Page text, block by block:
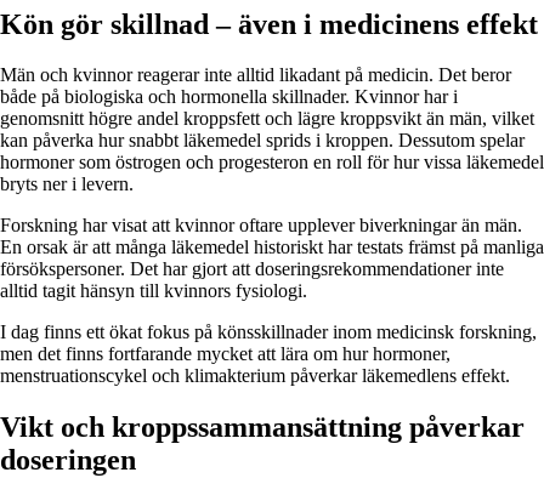
Kön gör skillnad – även i medicinens effekt
Män och kvinnor reagerar inte alltid likadant på medicin. Det beror
både på biologiska och hormonella skillnader. Kvinnor har i
genomsnitt högre andel kroppsfett och lägre kroppsvikt än män, vilket
kan påverka hur snabbt läkemedel sprids i kroppen. Dessutom spelar
hormoner som östrogen och progesteron en roll för hur vissa läkemedel
bryts ner i levern.
Forskning har visat att kvinnor oftare upplever biverkningar än män.
En orsak är att många läkemedel historiskt har testats främst på manliga
försökspersoner. Det har gjort att doseringsrekommendationer inte
alltid tagit hänsyn till kvinnors fysiologi.
I dag finns ett ökat fokus på könsskillnader inom medicinsk forskning,
men det finns fortfarande mycket att lära om hur hormoner,
menstruationscykel och klimakterium påverkar läkemedlens effekt.
Vikt och kroppssammansättning påverkar
doseringen